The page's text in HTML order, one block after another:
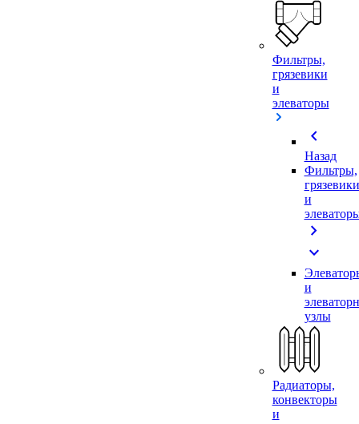
Фильтры,
грязевики
и
элеваторы
chevron_left
Назад
Фильтры,
грязевики
и
chevron_right
expand_more
и
узлы
Радиаторы,
конвекторы
и